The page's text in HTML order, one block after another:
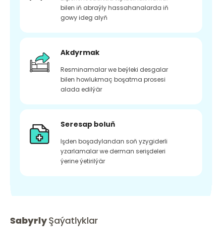
bilen iň abraýly hassahanalarda iň
gowy ideg alyň
Akdyrmak
Resminamalar we beýleki desgalar
bilen howlukmaç boşatma prosesi
alada edilýär
Seresap boluň
Işden boşadylandan soň yzygiderli
yzarlamalar we derman serişdeleri
ýerine ýetirilýär
SabyrlyŞaýatlyklar